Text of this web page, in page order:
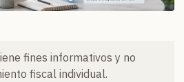
fines informativos y no
fiscal individual.